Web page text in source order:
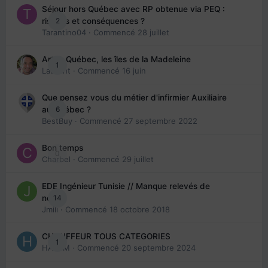
2
Séjour hors Québec avec RP obtenue via PEQ :
risques et conséquences ?
Tarantino04 · Commencé 28 juillet
1
Arte : Québec, les îles de la Madeleine
Laurent · Commencé 16 juin
6
Que pensez vous du métier d'infirmier Auxiliaire
au Québec ?
BestBuy · Commencé 27 septembre 2022
0
Bon temps
Charbel · Commencé 29 juillet
14
EDE Ingénieur Tunisie // Manque relevés de
note
Jmili · Commencé 18 octobre 2018
1
CHAUFFEUR TOUS CATEGORIES
HAZEM · Commencé 20 septembre 2024